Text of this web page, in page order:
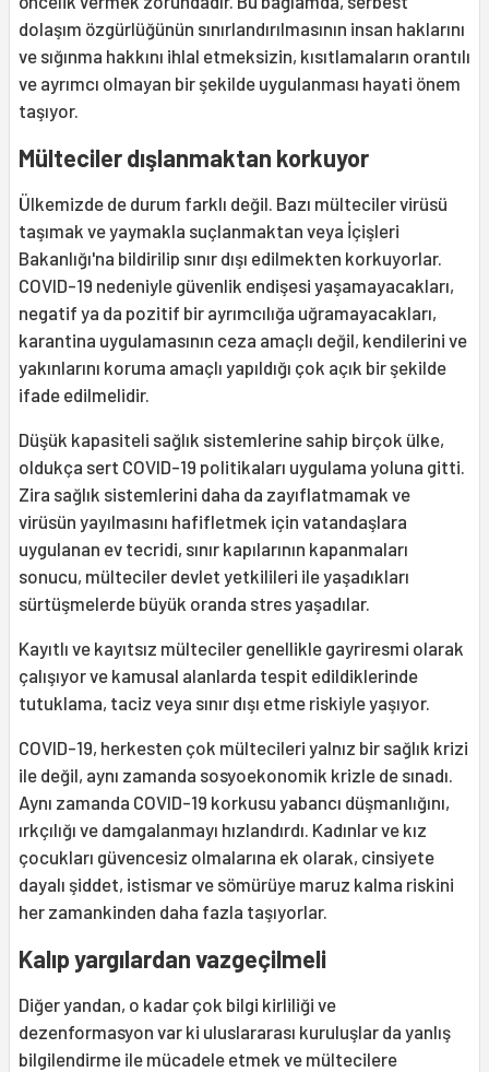
dolaşım özgürlüğünün sınırlandırılmasının insan haklarını
ve sığınma hakkını ihlal etmeksizin, kısıtlamaların orantılı
ve ayrımcı olmayan bir şekilde uygulanması hayati önem
taşıyor.
Mülteciler dışlanmaktan korkuyor
Ülkemizde de durum farklı değil. Bazı mülteciler virüsü
taşımak ve yaymakla suçlanmaktan veya İçişleri
Bakanlığı'na bildirilip sınır dışı edilmekten korkuyorlar.
COVID-19 nedeniyle güvenlik endişesi yaşamayacakları,
negatif ya da pozitif bir ayrımcılığa uğramayacakları,
karantina uygulamasının ceza amaçlı değil, kendilerini ve
yakınlarını koruma amaçlı yapıldığı çok açık bir şekilde
ifade edilmelidir.
Düşük kapasiteli sağlık sistemlerine sahip birçok ülke,
oldukça sert COVID-19 politikaları uygulama yoluna gitti.
Zira sağlık sistemlerini daha da zayıflatmamak ve
virüsün yayılmasını hafifletmek için vatandaşlara
uygulanan ev tecridi, sınır kapılarının kapanmaları
sonucu, mülteciler devlet yetkilileri ile yaşadıkları
sürtüşmelerde büyük oranda stres yaşadılar.
Kayıtlı ve kayıtsız mülteciler genellikle gayriresmi olarak
çalışıyor ve kamusal alanlarda tespit edildiklerinde
tutuklama, taciz veya sınır dışı etme riskiyle yaşıyor.
COVID-19, herkesten çok mültecileri yalnız bir sağlık krizi
ile değil, aynı zamanda sosyoekonomik krizle de sınadı.
Aynı zamanda COVID-19 korkusu yabancı düşmanlığını,
ırkçılığı ve damgalanmayı hızlandırdı. Kadınlar ve kız
çocukları güvencesiz olmalarına ek olarak, cinsiyete
dayalı şiddet, istismar ve sömürüye maruz kalma riskini
her zamankinden daha fazla taşıyorlar.
Kalıp yargılardan vazgeçilmeli
Diğer yandan, o kadar çok bilgi kirliliği ve
dezenformasyon var ki uluslararası kuruluşlar da yanlış
bilgilendirme ile mücadele etmek ve mültecilere